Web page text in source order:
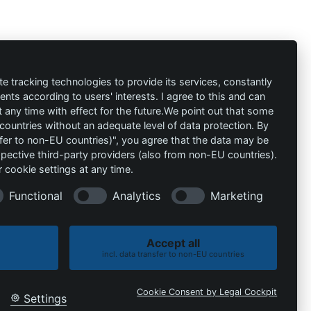
info@die-
schutzprofis.de
+49 (511) 679997-97
Wohlenbergstraße 6
30179 Hannover
Alemania
Política de cookies Política de privacidad
tracking technologies to provide its services, constantly
according to users' interests. I agree to this and can
any time with effect for the future.We point out that some
without an adequate level of data protection. By
to non-EU countries)", you agree that the data may be
third-party providers (also from non-EU countries).
cookie settings at any time.
Functional Analytics Marketing
Accept all
incl. data transfer to non-EU countries
Settings Cookie Consent by Legal Cockpit